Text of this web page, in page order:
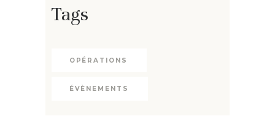
Tags
OPÉRATIONS
ÉVÈNEMENTS